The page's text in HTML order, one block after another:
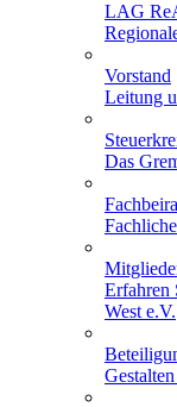
LAG
Vorstand
Leitung
Das
Erfahren
West e.V.